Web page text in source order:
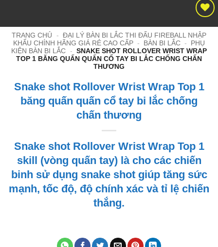
TRANG CHỦ - ĐẠI LÝ BÀN BI LẮC THI ĐẤU FIREBALL NHẬP
KHẨU CHÍNH HÃNG GIÁ RẺ CAO CẤP - BÀN BI LẮC -
PHỤ
KIỆN BÀN BI LẮC - SNAKE SHOT ROLLOVER WRIST WRAP
TOP 1 BĂNG QUẤN QUẤN CỔ TAY BI LẮC CHỐNG CHẤN
THƯƠNG
Snake shot Rollover Wrist Wrap Top 1
băng quấn quấn cổ tay bi lắc chống
chấn thương
Snake shot Rollover Wrist Wrap Top 1
skill (vòng quấn tay) là cho các chiến
binh sử dụng snake shot giúp tăng sức
mạnh, tốc độ, độ chính xác và tỉ lệ chiến
thắng.